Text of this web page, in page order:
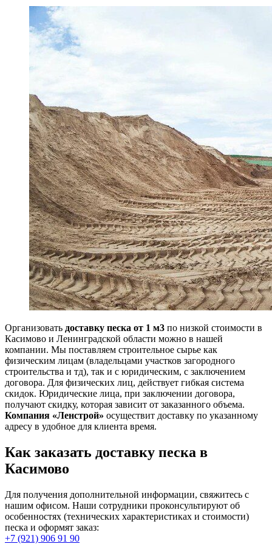
Организовать доставку песка от 1 м3 по низкой стоимости в
Касимово и Ленинградской области можно в нашей
компании. Мы поставляем строительное сырье как
физическим лицам (владельцами участков загородного
строительства и тд), так и с юридическим, с заключением
договора. Для физических лиц, действует гибкая система
скидок. Юридические лица, при заключении договора,
получают скидку, которая зависит от заказанного объема.
Компания «Ленстрой» осуществит доставку по указанному
адресу в удобное для клиента время.
Как заказать доставку песка в
Касимово
Для получения дополнительной информации, свяжитесь с
нашим офисом. Наши сотрудники проконсультируют об
особенностях (технических характеристиках и стоимости)
песка и оформят заказ:
+7 (921) 906 91 90